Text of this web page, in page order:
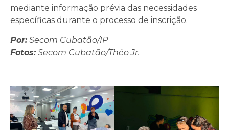
mediante informação prévia das necessidades
específicas durante o processo de inscrição.
Por:Secom Cubatão/IP
Fotos:Secom Cubatão/Théo Jr.